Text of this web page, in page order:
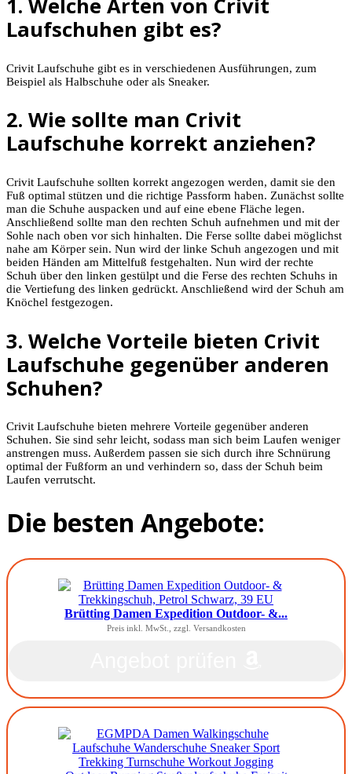
1. Welche Arten von Crivit
Laufschuhen gibt es?
Crivit Laufschuhe gibt es in verschiedenen Ausführungen, zum
Beispiel als Halbschuhe oder als Sneaker.
2. Wie sollte man Crivit
Laufschuhe korrekt anziehen?
Crivit Laufschuhe sollten korrekt angezogen werden, damit sie den
Fuß optimal stützen und die richtige Passform haben. Zunächst sollte
man die Schuhe auspacken und auf eine ebene Fläche legen.
Anschließend sollte man den rechten Schuh aufnehmen und mit der
Sohle nach oben vor sich hinhalten. Die Ferse sollte dabei möglichst
nahe am Körper sein. Nun wird der linke Schuh angezogen und mit
beiden Händen am Mittelfuß festgehalten. Nun wird der rechte
Schuh über den linken gestülpt und die Ferse des rechten Schuhs in
die Vertiefung des linken gedrückt. Anschließend wird der Schuh am
Knöchel festgezogen.
3. Welche Vorteile bieten Crivit
Laufschuhe gegenüber anderen
Schuhen?
Crivit Laufschuhe bieten mehrere Vorteile gegenüber anderen
Schuhen. Sie sind sehr leicht, sodass man sich beim Laufen weniger
anstrengen muss. Außerdem passen sie sich durch ihre Schnürung
optimal der Fußform an und verhindern so, dass der Schuh beim
Laufen verrutscht.
Die besten Angebote:
Brütting Damen Expedition Outdoor- &...
Preis inkl. MwSt., zzgl. Versandkosten